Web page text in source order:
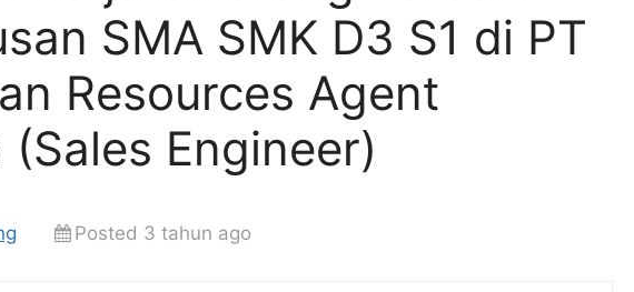
SMA SMK D3 S1 di PT
Resources Agent
Engineer)
Posted 3 tahun ago